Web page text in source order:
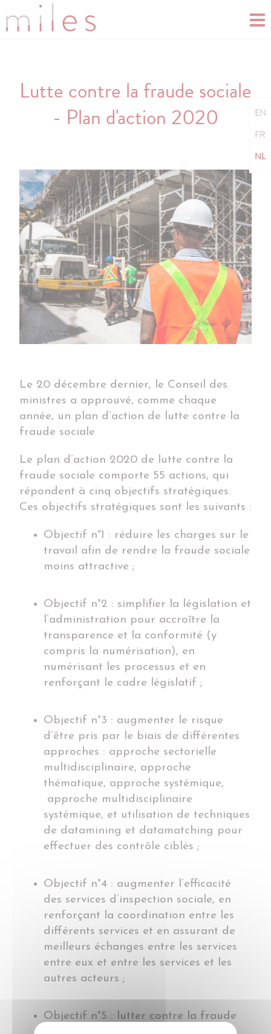
EN
FR
NL
Lutte contre la fraude sociale
- Plan d'action 2020
Le 20 décembre dernier, le Conseil des
ministres a approuvé, comme chaque
année, un plan d’action de lutte contre la
fraude sociale
Le plan d’action 2020 de lutte contre la
fraude sociale comporte 55 actions, qui
répondent à cinq objectifs stratégiques.
Ces objectifs stratégiques sont les suivants :
Objectif n°1 : réduire les charges sur le
travail afin de rendre la fraude sociale
moins attractive ;
Objectif n°2 : simplifier la législation et
l’administration pour accroître la
transparence et la conformité (y
compris la numérisation), en
numérisant les processus et en
renforçant le cadre législatif ;
Objectif n°3 : augmenter le risque
d’être pris par le biais de différentes
approches : approche sectorielle
multidisciplinaire, approche
thématique, approche systémique,
approche multidisciplinaire
systémique, et utilisation de techniques
de datamining et datamatching pour
effectuer des contrôle ciblés ;
Objectif n°4 : augmenter l’efficacité
des services d’inspection sociale, en
renforçant la coordination entre les
différents services et en assurant de
meilleurs échanges entre les services
entre eux et entre les services et les
autres acteurs ;
Objectif n°5 : lutter contre la fraude